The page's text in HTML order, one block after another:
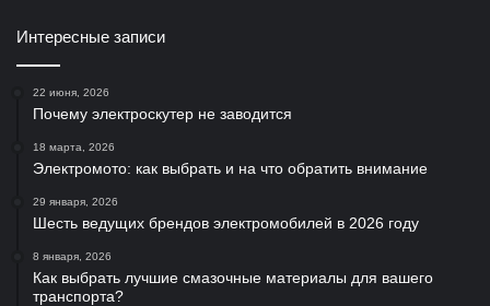
Интересные записи
22 июня, 2026
Почему электроскутер не заводится
18 марта, 2026
Электромото: как выбрать и на что обратить внимание
29 января, 2026
Шесть ведущих брендов электромобилей в 2026 году
8 января, 2026
Как выбрать лучшие смазочные материалы для вашего
транспорта?